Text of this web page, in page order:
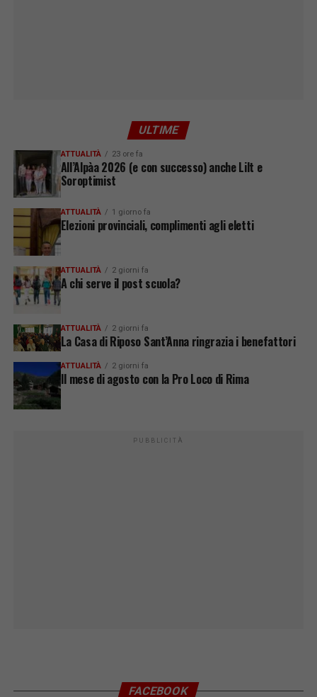
ULTIME
ATTUALITÀ 23 ore fa
All’Alpàa 2026 (e con successo) anche Lilt e
Soroptimist
ATTUALITÀ 1 giorno fa
Elezioni provinciali, complimenti agli eletti
ATTUALITÀ 2 giorni fa
A chi serve il post scuola?
ATTUALITÀ 2 giorni fa
La Casa di Riposo Sant’Anna ringrazia i benefattori
ATTUALITÀ 2 giorni fa
Il mese di agosto con la Pro Loco di Rima
PUBBLICITÀ
FACEBOOK